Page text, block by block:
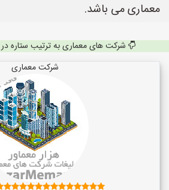
معماری می باشد.
شرکت های معماری به ترتیب ستاره
شرکت معماری